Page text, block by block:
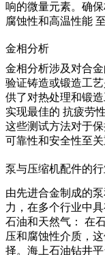
响的微量元素。确
腐蚀性和高温性能
金相分析
金相分析涉及对合
验证铸造或锻造工
供了对热处理和锻
实现最佳的 抗疲劳
这些测试方法对于
可靠性和安全性至关
泵与压缩机配件的行
由先进合金制成的
力，在多个行业中
石油和天然气 ：
在
压和腐蚀性介质，
择。海上石油钻井